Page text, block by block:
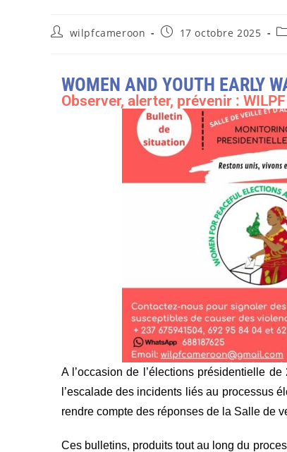
wilpfcameroon 17 octobre 2025
WOMEN AND YOUTH EARLY
Observer, alerter, prévenir :
A l’occasion de l’élections présidentielle
l’escalade des incidents liés au processus
rendre compte des réponses de la Salle de
Ces bulletins, produits tout au long du